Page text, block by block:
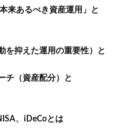
来あるべき資産運用」と
を抑えた運用の重要性）と
チ（資産配分）と
、iDeCoとは